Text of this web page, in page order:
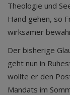
Theologie und
Hand gehen, so
wirksamer
Der bisherige
geht nun in
wollte er den
Mandats im